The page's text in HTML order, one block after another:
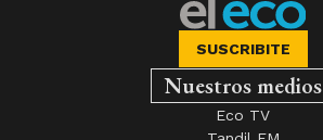
SUSCRIBITE
Nuestros medios
Eco TV